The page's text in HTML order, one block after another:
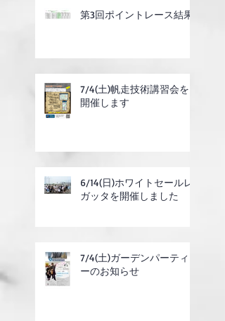
第3回ポイントレース結果
7/4(土)帆走技術講習会を
開催します
6/14(日)ホワイトセールレ
ガッタを開催しました
7/4(土)ガーデンパーティ
ーのお知らせ